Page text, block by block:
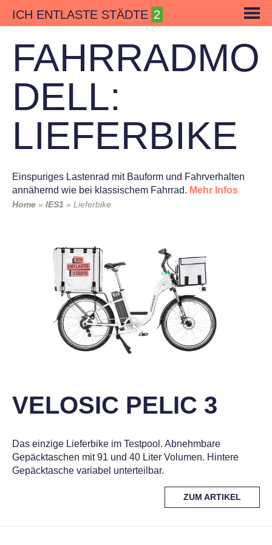
ICH ENTLASTE STÄDTE
FAHRRADMO
DELL:
LIEFERBIKE
Einspuriges Lastenrad mit Bauform und Fahrverhalten
annähernd wie bei klassischem Fahrrad. Mehr Infos
Home » IES1 » Lieferbike
VELOSIC PELIC 3
Das einzige Lieferbike im Testpool. Abnehmbare
Gepäcktaschen mit 91 und 40 Liter Volumen. Hintere
Gepäcktasche variabel unterteilbar.
ZUM ARTIKEL